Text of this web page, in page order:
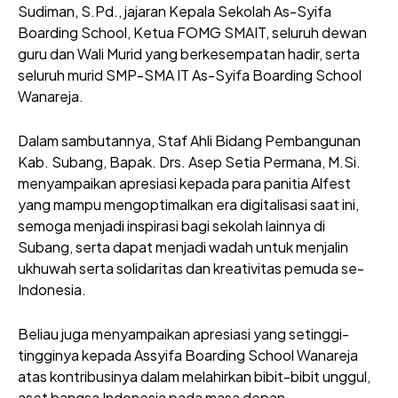
Sudiman, S.Pd., jajaran Kepala Sekolah As-Syifa
Boarding School, Ketua FOMG SMAIT, seluruh dewan
guru dan Wali Murid yang berkesempatan hadir, serta
seluruh murid SMP-SMA IT As-Syifa Boarding School
Wanareja.
Dalam sambutannya, Staf Ahli Bidang Pembangunan
Kab. Subang, Bapak. Drs. Asep Setia Permana, M.Si.
menyampaikan apresiasi kepada para panitia Alfest
yang mampu mengoptimalkan era digitalisasi saat ini,
semoga menjadi inspirasi bagi sekolah lainnya di
Subang, serta dapat menjadi wadah untuk menjalin
ukhuwah serta solidaritas dan kreativitas pemuda se-
Indonesia.
Beliau juga menyampaikan apresiasi yang setinggi-
tingginya kepada Assyifa Boarding School Wanareja
atas kontribusinya dalam melahirkan bibit-bibit unggul,